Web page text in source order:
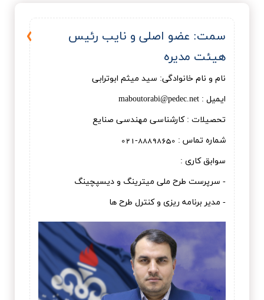
سمت: عضو اصلی و نايب رئيس
هیئت مديره
نام و نام خانوادگی: سيد ميثم ابوترابی
ایمیل : maboutorabi@pedec.net
تحصیلات : کارشناسی مهندسی صنایع
شماره تماس : 88898650-021
سوابق کاری :
- سرپرست طرح ملی میترینگ و دیسپچینگ
- مدیر برنامه ریزی و کنترل طرح ها